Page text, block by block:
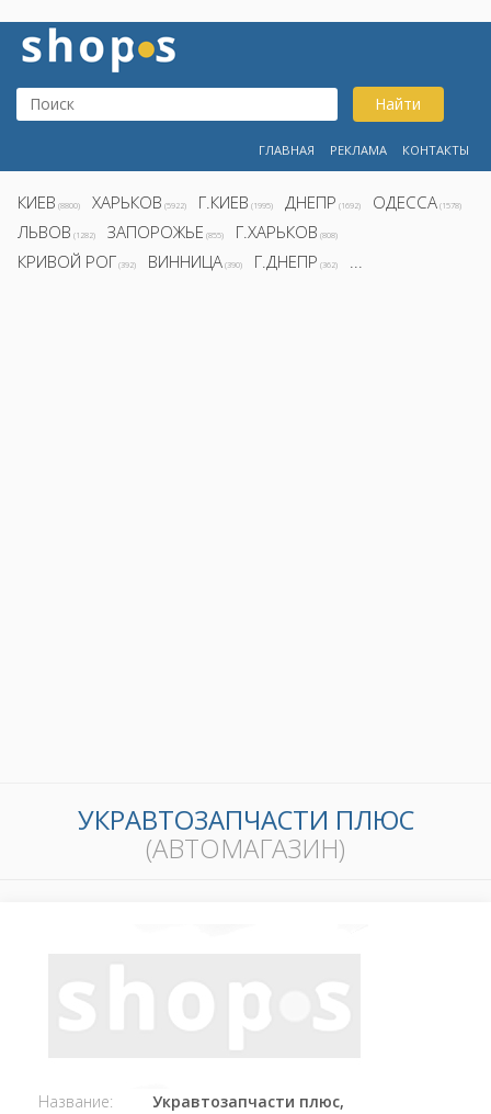
Найти
ГЛАВНАЯ РЕКЛАМА КОНТАКТЫ
КИЕВ (8800) ХАРЬКОВ (5922) Г.КИЕВ (1995) ДНЕПР (1692) ОДЕССА (1578)
ЛЬВОВ (1282) ЗАПОРОЖЬЕ (855) Г.ХАРЬКОВ (808)
КРИВОЙ РОГ (392) ВИННИЦА (390) Г.ДНЕПР (362) ...
УКРАВТОЗАПЧАСТИ ПЛЮС
(АВТОМАГАЗИН)
Название:
Укравтозапчасти плюс,